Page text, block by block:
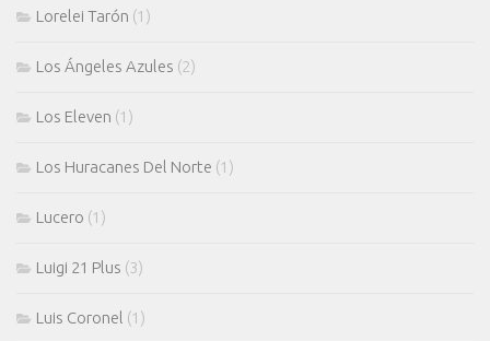
Lorelei Tarón (1)
Los Ángeles Azules (2)
Los Eleven (1)
Los Huracanes Del Norte (1)
Lucero (1)
Luigi 21 Plus (3)
Luis Coronel (1)